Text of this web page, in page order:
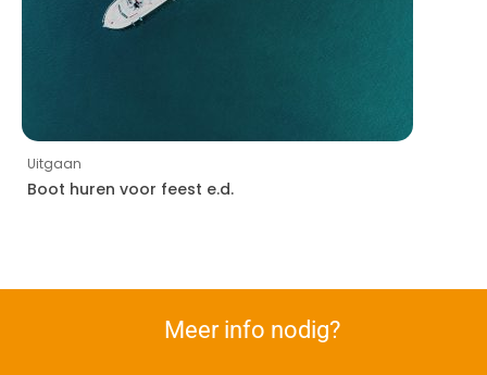
Uitgaan
Boot huren voor feest e.d.
Meer info nodig?